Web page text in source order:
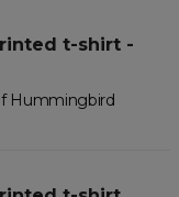
t-shirt -
Hummingbird